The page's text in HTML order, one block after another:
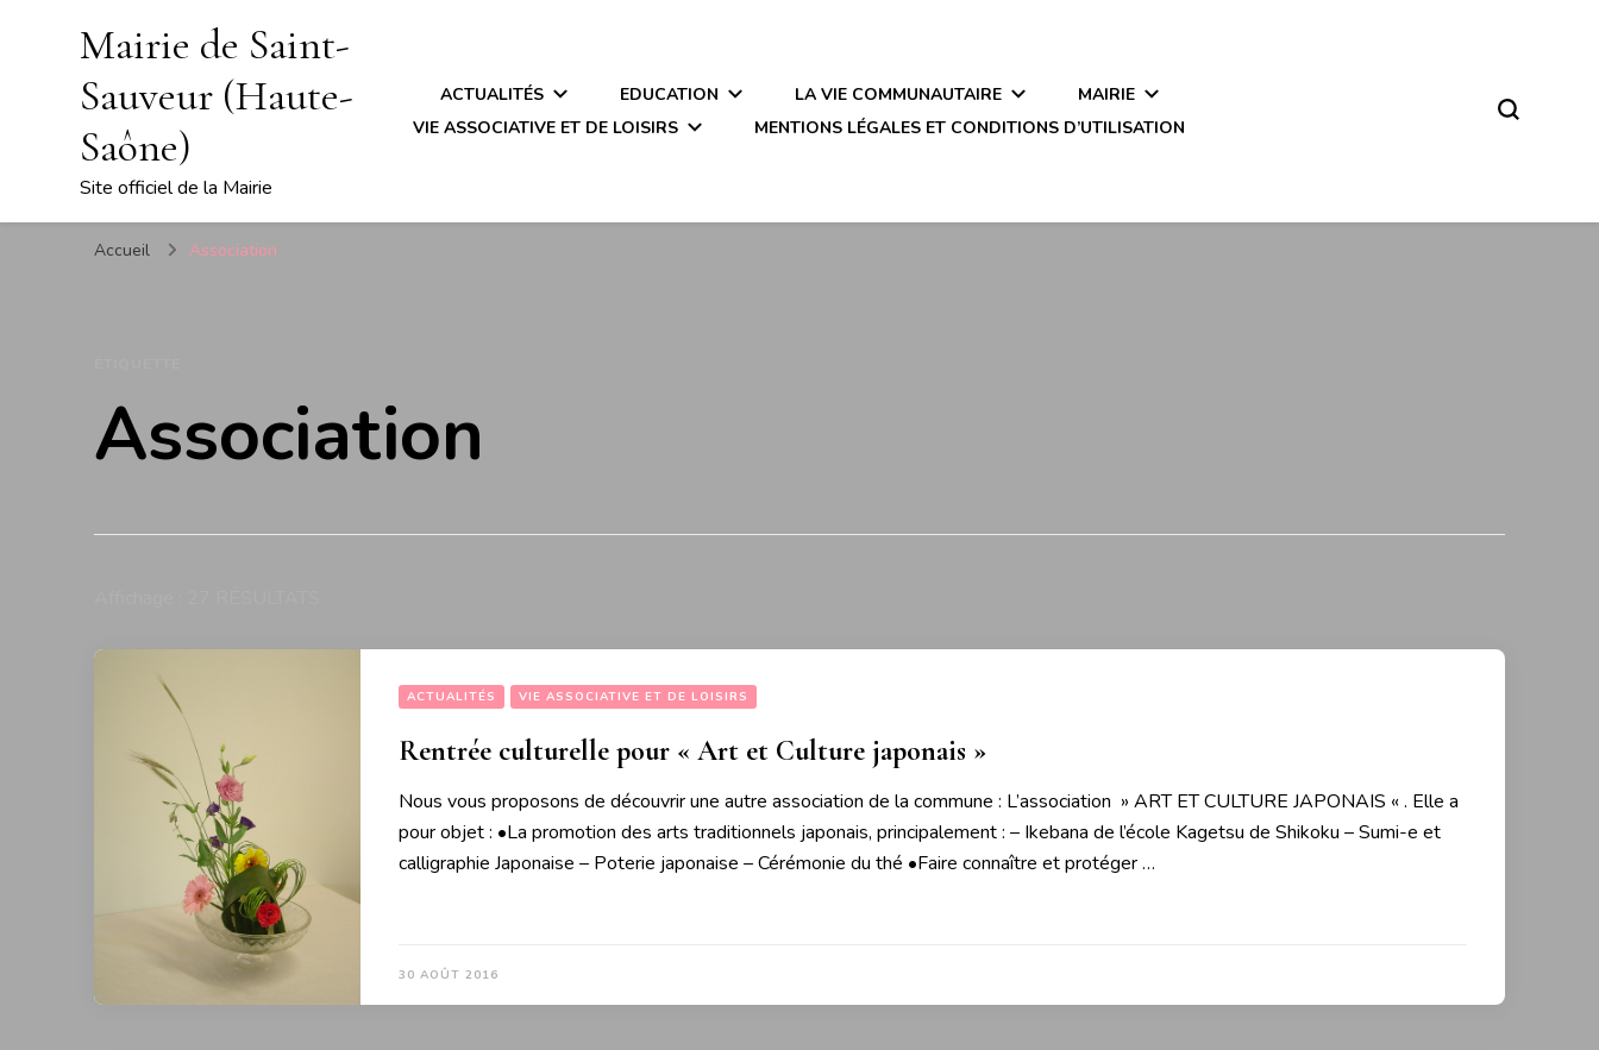
Mairie de Saint-
Sauveur (Haute-
Saône)
Site officiel de la Mairie
ACTUALITÉS EDUCATION LA VIE COMMUNAUTAIRE
MAIRIE
VIE ASSOCIATIVE ET DE LOISIRS
MENTIONS LÉGALES ET CONDITIONS D’UTILISATION
Accueil Association
Association
ACTUALITÉS VIE ASSOCIATIVE ET DE LOISIRS
Rentrée culturelle pour « Art et Culture japonais »
Nous vous proposons de découvrir une autre association de la commune : L’association » ART ET CULTURE JAPONAIS « . Elle a
pour objet : •La promotion des arts traditionnels japonais, principalement : – Ikebana de l’école Kagetsu de Shikoku – Sumi-e et
calligraphie Japonaise – Poterie japonaise – Cérémonie du thé •Faire connaître et protéger …
30 AOÛT 2016